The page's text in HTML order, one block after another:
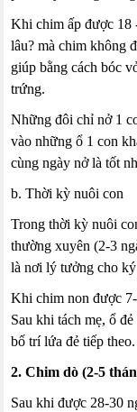
Khi chim ấp được 18
lâu? mà chim không
giúp bằng cách bóc
trứng.
Những đôi chỉ nở 1
vào những ổ 1 con
cùng ngày nở là tốt
b. Thời kỳ nuôi con
Trong thời kỳ nuôi
thường xuyên (2-3
là nơi lý tưởng cho
Khi chim non được
Sau khi tách mẹ, ổ
bố trí lứa đẻ tiếp theo.
2. Chim dò (2-5
Sau khi được 28-30